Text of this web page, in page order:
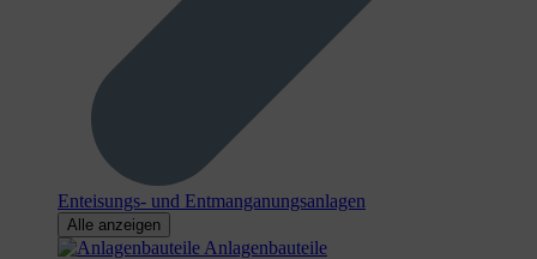
Enteisungs- und Entmanganungsanlagen
Alle anzeigen
Anlagenbauteile